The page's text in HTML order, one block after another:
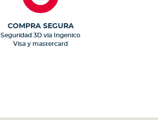
COMPRA SEGURA
Seguridad 3D via Ingenico
Visa y mastercard